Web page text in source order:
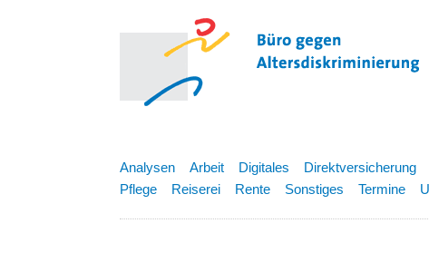
Analysen Arbeit Digitales Direktversicherung
Pflege
Reiserei Rente Sonstiges Termine